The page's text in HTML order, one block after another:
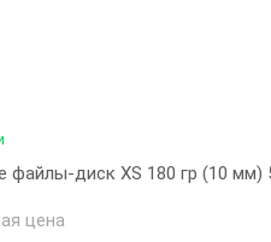
файлы-диск XS 180 гр (10 мм)
цена